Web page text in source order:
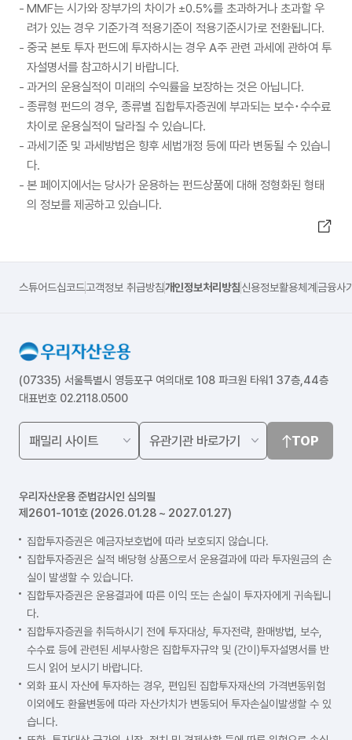
MMF는 시가와 장부가의 차이가 ±0.5%를 초과하거나 초과할 우
려가 있는 경우 기준가격 적용기준이 적용기준시가로 전환됩니다.
중국 본토 투자 펀드에 투자하시는 경우 A주 관련 과세에 관하여 투
자설명서를 참고하시기 바랍니다.
과거의 운용실적이 미래의 수익률을 보장하는 것은 아닙니다.
종류형 펀드의 경우, 종류별 집합투자증권에 부과되는 보수･수수료
차이로 운용실적이 달라질 수 있습니다.
과세기준 및 과세방법은 향후 세법개정 등에 따라 변동될 수 있습니
다.
본 페이지에서는 당사가 운용하는 펀드상품에 대해 정형화된 형태
의 정보를 제공하고 있습니다.
스튜어드십코드고객정보 취급방침개인정보처리방침신용정보활용체계금융사
(07335) 서울특별시 영등포구 여의대로 108 파크원 타워1 37층,44층
대표번호 02.2118.0500
TOP
우리자산운용 준법감시인 심의필
제2601-101호 (2026.01.28 ~ 2027.01.27)
집합투자증권은 예금자보호법에 따라 보호되지 않습니다.
집합투자증권은 실적 배당형 상품으로서 운용결과에 따라 투자원금의 손
실이 발생할 수 있습니다.
집합투자증권은 운용결과에 따른 이익 또는 손실이 투자자에게 귀속됩니
다.
집합투자증권을 취득하시기 전에 투자대상, 투자전략, 환매방법, 보수,
수수료 등에 관련된 세부사항은 집합투자규약 및 (간이)투자설명서를 반
드시 읽어 보시기 바랍니다.
외화 표시 자산에 투자하는 경우, 편입된 집합투자재산의 가격변동위험
이외에도 환율변동에 따라 자산가치가 변동되어 투자손실이발생할 수 있
습니다.